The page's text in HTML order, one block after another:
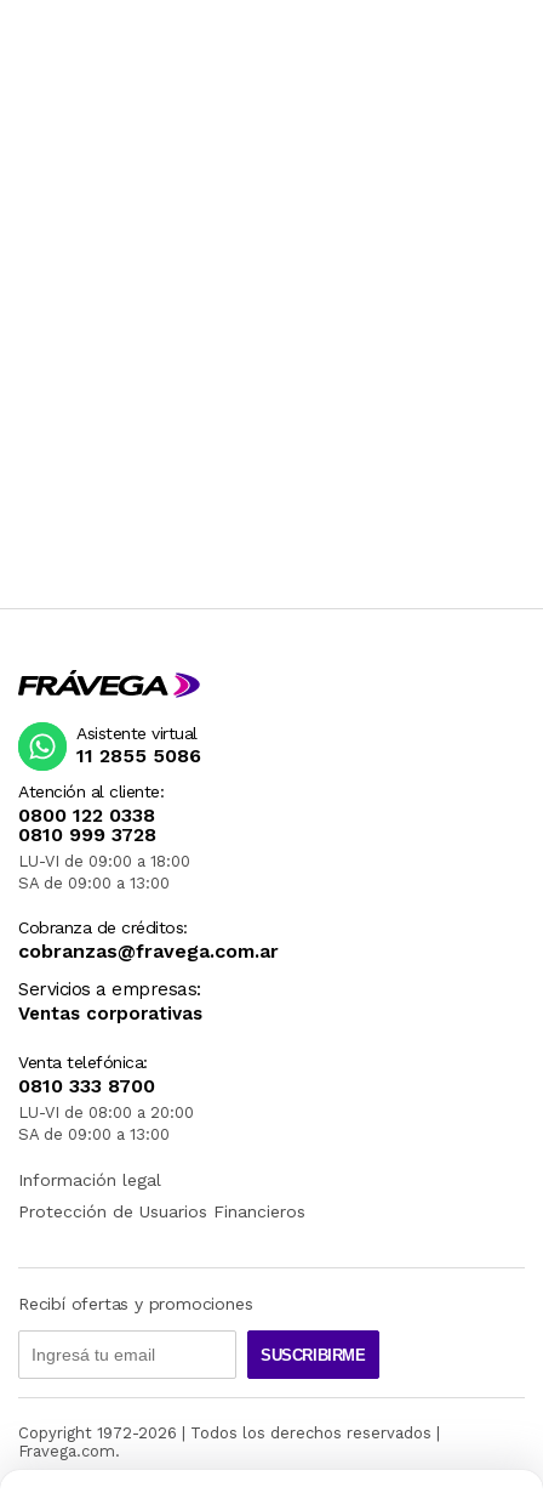
Atención al cliente:
0800 122 0338
0810 999 3728
LU-VI de 09:00 a 18:00
SA de 09:00 a 13:00
Cobranza de créditos:
cobranzas@fravega.com.ar
Servicios a empresas:
Ventas corporativas
Venta telefónica:
0810 333 8700
LU-VI de 08:00 a 20:00
SA de 09:00 a 13:00
Asistente virtual
11 2855 5086
Información legal
Protección de Usuarios Financieros
Recibí ofertas y promociones
SUSCRIBIRME
Copyright 1972-2026 | Todos los derechos reservados |
Fravega.com.